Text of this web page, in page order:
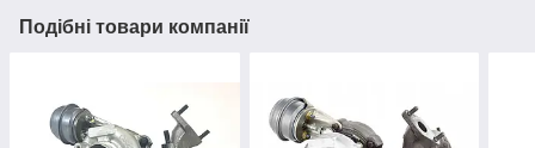
Подібні товари компанії